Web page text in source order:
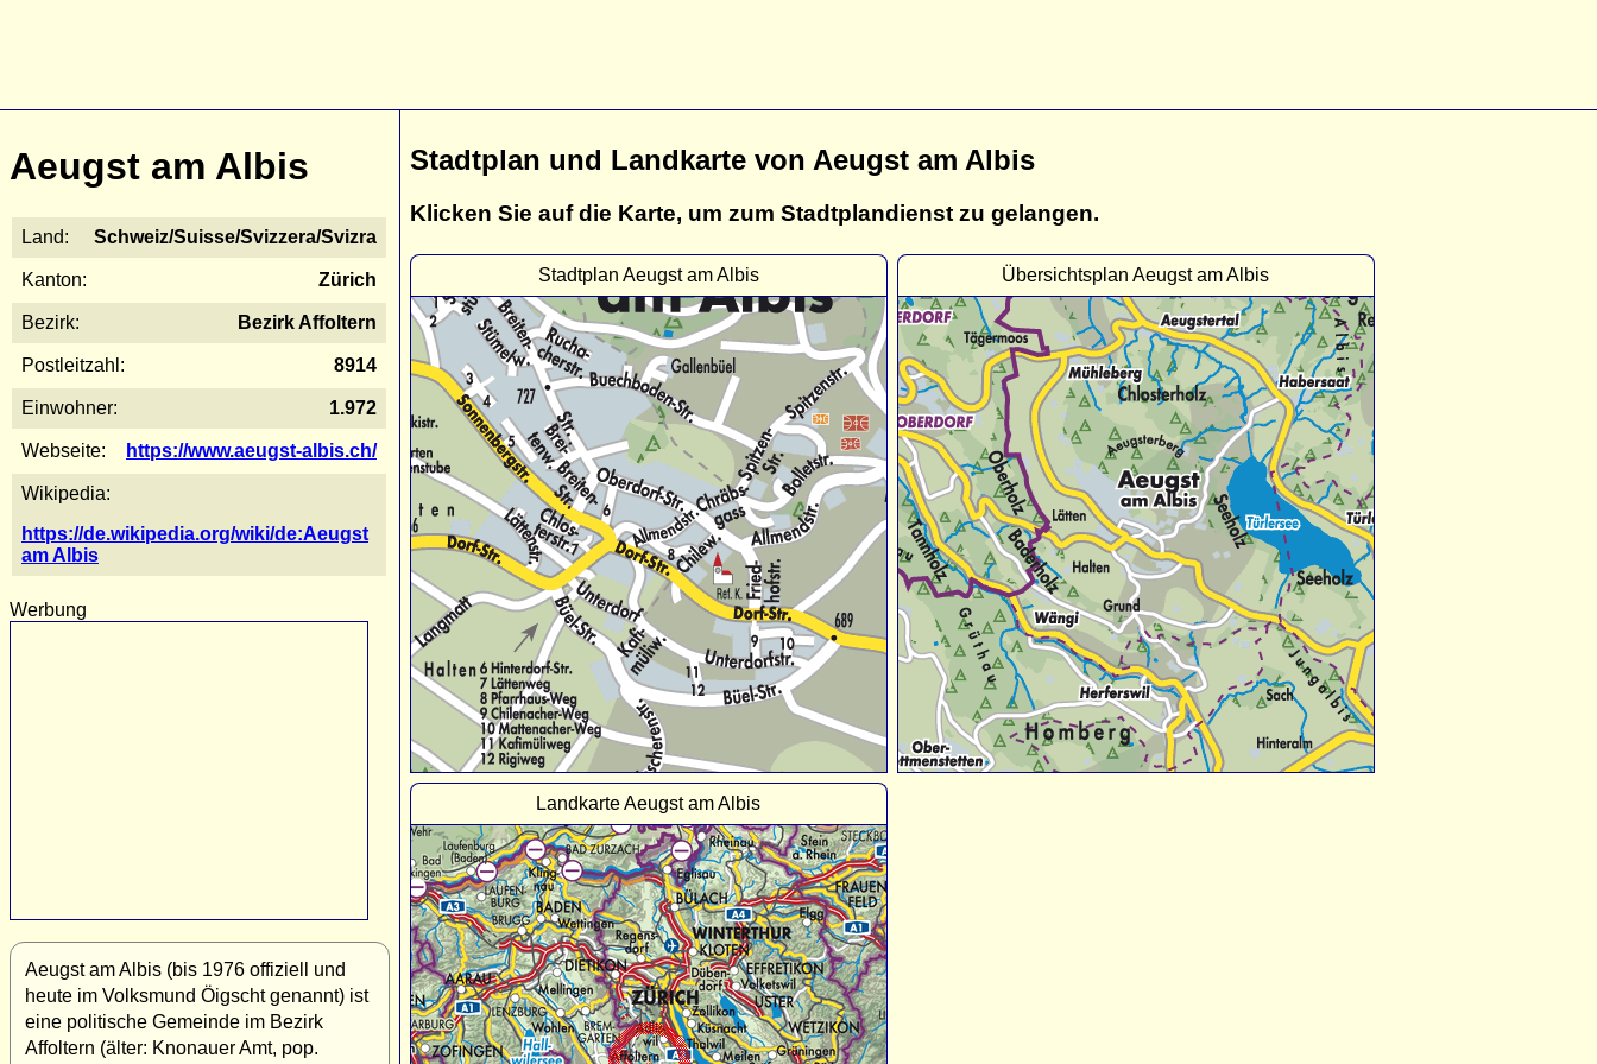
Aeugst am Albis
Land: Schweiz/Suisse/Svizzera/Svizra
Kanton: Zürich
Bezirk: Bezirk Affoltern
Postleitzahl: 8914
Einwohner: 1.972
Webseite: https://www.aeugst-albis.ch/
Wikipedia:
https://de.wikipedia.org/wiki/de:Aeugst
am Albis
Werbung
Aeugst am Albis (bis 1976 offiziell und
heute im Volksmund Öigscht genannt) ist
eine politische Gemeinde im Bezirk
Affoltern (älter: Knonauer Amt, pop.
Stadtplan und Landkarte von Aeugst am Albis
Klicken Sie auf die Karte, um zum Stadtplandienst zu gelangen.
Stadtplan Aeugst am Albis Übersichtsplan Aeugst am Albis
Landkarte Aeugst am Albis